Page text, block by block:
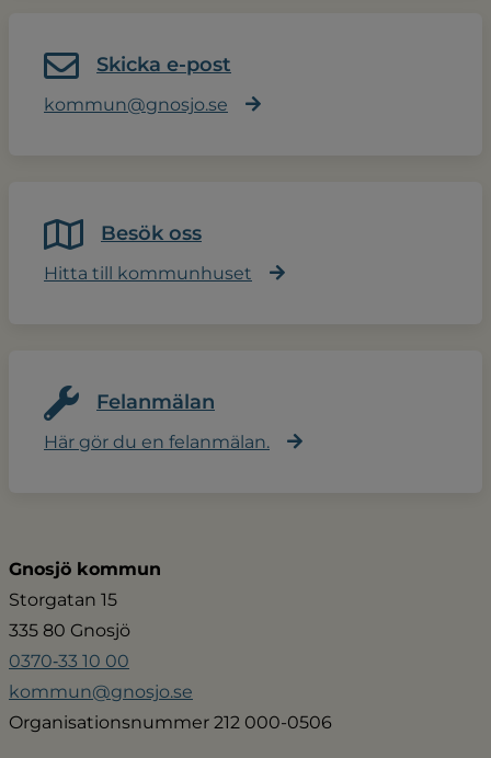
Skicka e-post
kommun@gnosjo.se
Besök oss
Hitta till kommunhuset
Felanmälan
Här gör du en felanmälan.
Gnosjö kommun
Storgatan 15
335 80 Gnosjö
0370‑33 10 00
kommun@gnosjo.se
Organisationsnummer 212 000-0506